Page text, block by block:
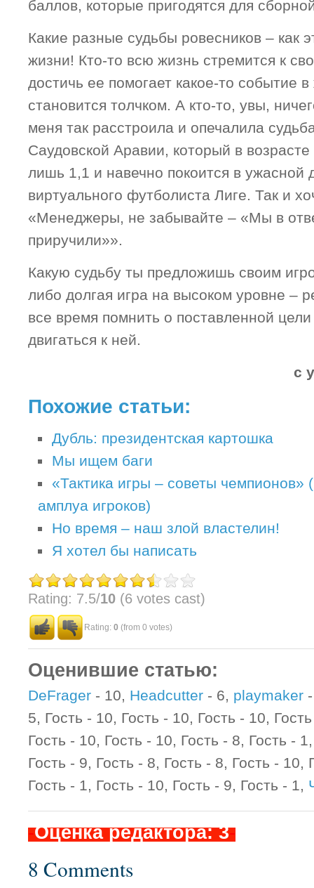
баллов, которые пригодятся для
Какие разные судьбы ровесников – как
жизни! Кто-то всю жизнь стремится к
достичь ее помогает какое-то событие
становится толчком. А кто-то, увы,
меня так расстроила и опечалила
Саудовской Аравии, который в
лишь 1,1 и навечно покоится в ужасной
виртуального футболиста Лиге. Так и
«Менеджеры, не забывайте – «Мы в
приручили»».
Какую судьбу ты предложишь своим
либо долгая игра на высоком уровне –
все время помнить о поставленной
двигаться к ней.
с
Похожие статьи:
Дубль: президентская картошка
Мы ищем баги
«Тактика игры – советы чемпионов»
амплуа игроков)
Но время – наш злой властелин!
Я хотел бы написать
Rating: 7.5/10 (6 votes cast)
Rating: 0 (from 0 votes)
Оценившие статью:
DeFrager - 10, Headcutter - 6, playmaker
5, Гость - 10, Гость - 10, Гость - 10,
Гость - 10, Гость - 10, Гость - 8, Гость -
Гость - 9, Гость - 8, Гость - 8, Гость - 10,
Гость - 1, Гость - 10, Гость - 9, Гость - 1,
-Оценка редактора: 3-
8 Comments